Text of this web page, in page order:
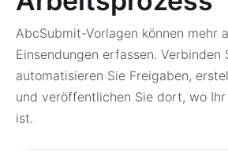
AbcSubmit-Vorlagen können mehr
Einsendungen erfassen. Verbinden
automatisieren Sie Freigaben,
und veröffentlichen Sie dort, wo
ist.